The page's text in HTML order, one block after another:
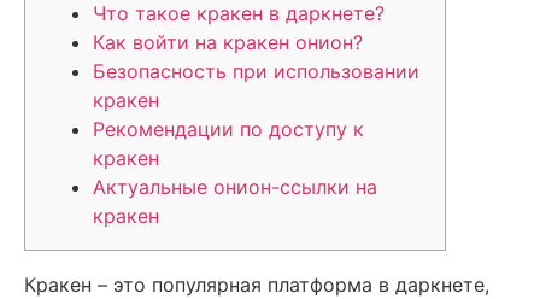
Что такое кракен в даркнете?
Как войти на кракен онион?
Безопасность при использовании
кракен
Рекомендации по доступу к
кракен
Актуальные онион-ссылки на
кракен
Кракен – это популярная платформа в даркнете,